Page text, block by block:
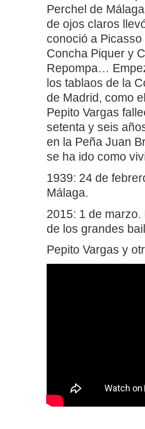
Perchel de
de ojos claros
conoció a
Concha Piquer y
Repompa…
los tablaos de la
de Madrid, como
Pepito Vargas
setenta y seis
en la Peña Juan
se ha ido como
1939: 24 de
Málaga.
2015: 1 de
de los grandes
Pepito Vargas y